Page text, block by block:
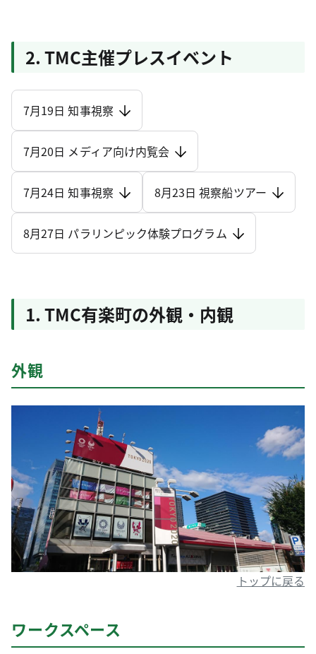
2. TMC主催プレスイベント
7月19日 知事視察
7月20日 メディア向け内覧会
7月24日 知事視察 8月23日 視察船ツアー
8月27日 パラリンピック体験プログラム
1. TMC有楽町の外観・内観
外観
トップに戻る
ワークスペース